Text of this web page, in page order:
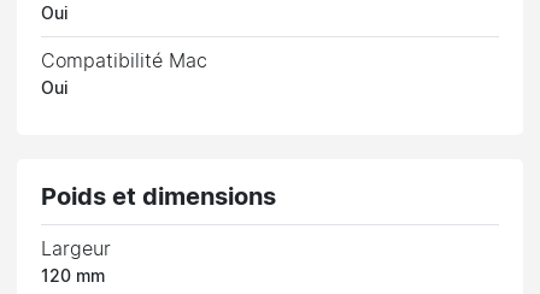
Oui
Compatibilité Mac
Oui
Poids et dimensions
Largeur
120 mm